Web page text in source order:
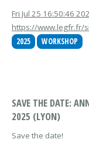
Fri Jul 25 16:50:46
https://www.legfr.fr/
2025
WORKSHOP
SAVE THE DATE:
2025 (LYON)
Save the date!